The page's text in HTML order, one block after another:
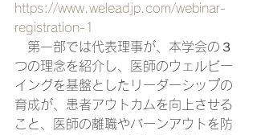
https://www.weleadjp.com/webinar-
registration-1
第一部では代表理事が、本学会の３
つの理念を紹介し、医師のウェルビー
イングを基盤としたリーダーシップの
育成が、患者アウトカムを向上させる
こと、医師の離職やバーンアウトを防